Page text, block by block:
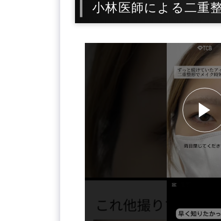
小林医師による二重